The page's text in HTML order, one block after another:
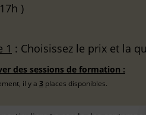
)
1 : Choisissez le prix et la
des sessions de formation :
il y a 3 places disponibles.